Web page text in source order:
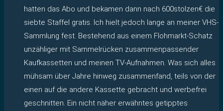
hatten das Abo und bekamen dann nach 600stolzen€ die
siebte Staffel gratis. Ich hielt jedoch lange an meiner VHS-
Sammlung fest. Bestehend aus einem Flohmarkt-Schatz
unzähliger mit Sammelrücken zusammenpassender
Kaufkassetten und meinen TV-Aufnahmen. Was sich alles
mühsam über Jahre hinweg zusammenfand, teils von der
einen auf die andere Kassette gebracht und werbefrei
geschnitten. Ein nicht näher erwähntes getipptes